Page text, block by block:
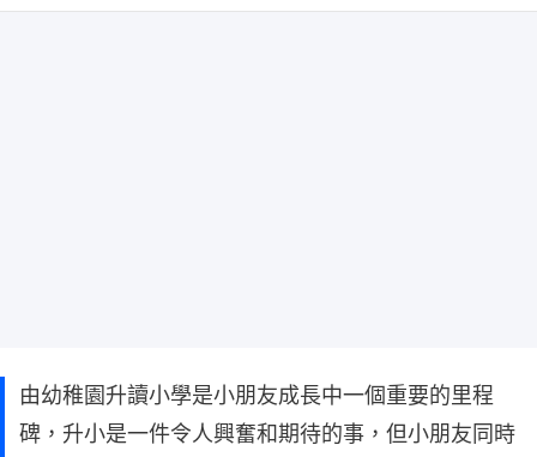
由幼稚園升讀小學是小朋友成長中一個重要的里程
碑，升小是一件令人興奮和期待的事，但小朋友同時